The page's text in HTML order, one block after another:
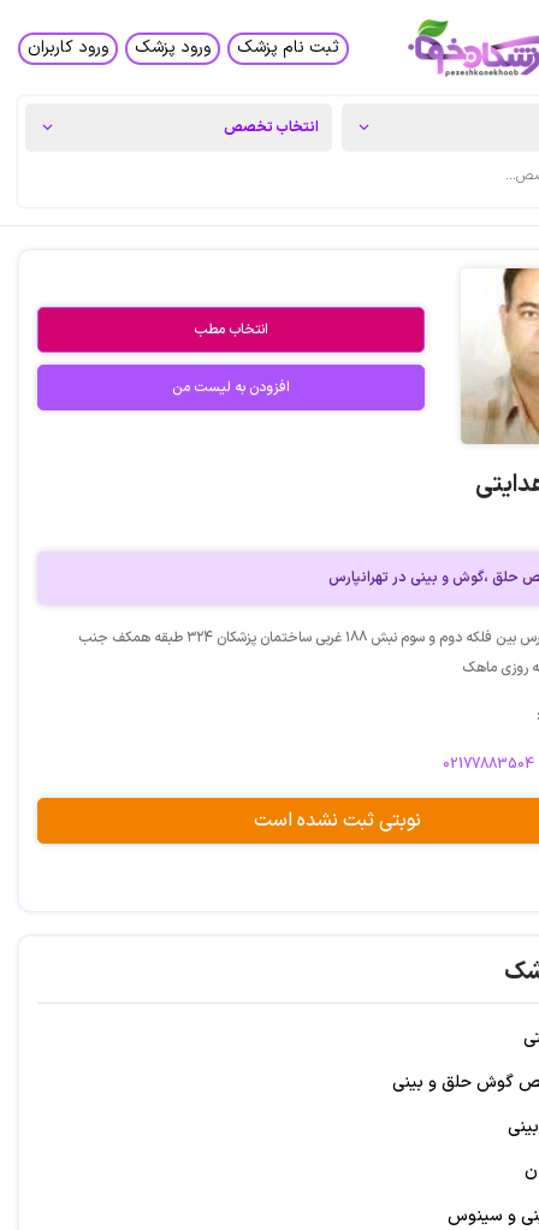
ثبت نام پزشک ورود پزشک ورود کاربران
انتخاب مطب
افزودن به لیست من
حلق ،گوش و بینی در تهرانپارس
آدرس: تهرانپارس بین فلکه دوم و سوم نبش ۱۸۸ غربی ساختمان پزشکان ۳۲۴ طبقه همکف جنب
روزی ماهک
02177883504
نوبتی ثبت نشده است
گوش حلق و بینی
و سینوس